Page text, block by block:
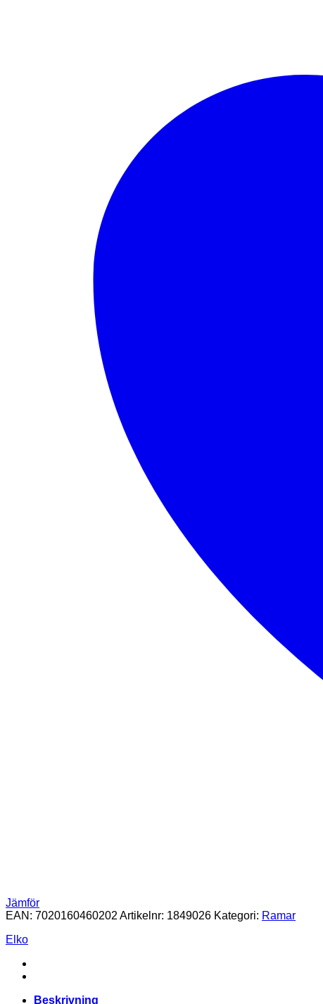
Jämför
EAN: 7020160460202 Artikelnr: 1849026 Kategori: Ramar
Elko
Beskrivning